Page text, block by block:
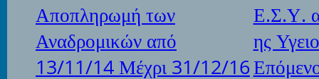
Αποπληρωμή των
Αναδρομικών από
13/11/14 Μέχρι 31/12/16
Ε.Σ.Υ.
ης